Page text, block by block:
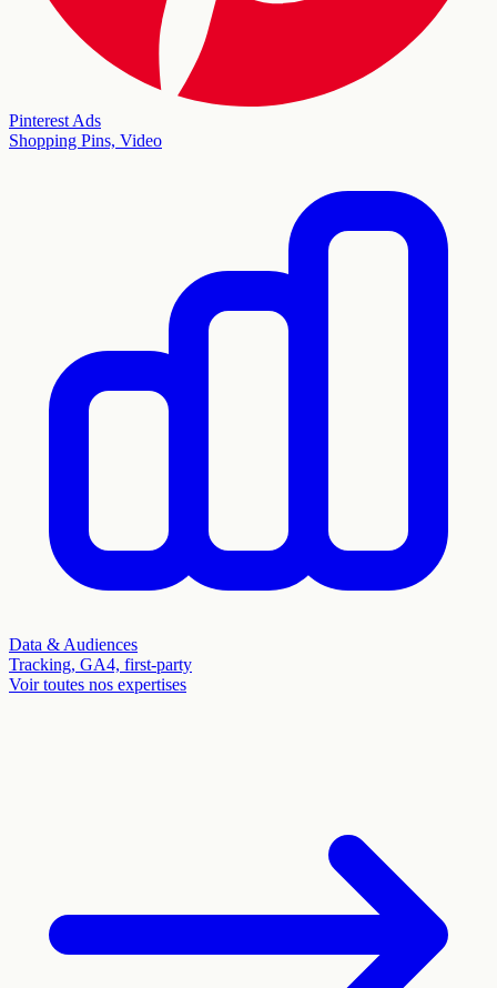
Pinterest Ads
Shopping Pins, Video
Data & Audiences
Tracking, GA4, first-party
Voir toutes nos expertises